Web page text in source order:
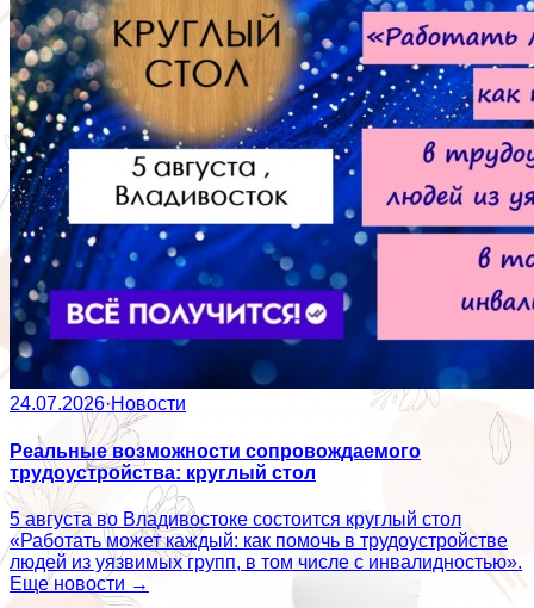
24.07.2026·Новости
Реальные возможности сопровождаемого
трудоустройства: круглый стол
5 августа во Владивостоке состоится круглый стол
«Работать может каждый: как помочь в трудоустройстве
людей из уязвимых групп, в том числе с инвалидностью».
Еще новости →